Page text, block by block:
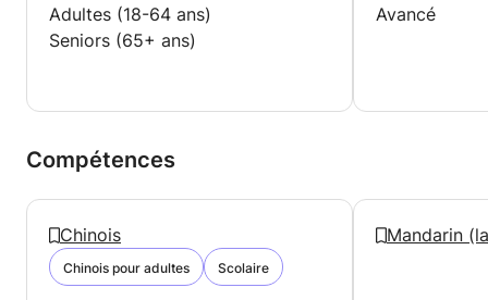
Adultes (18-64 ans)
Seniors (65+ ans)
Avancé
Compétences
Chinois
Chinois pour adultes Scolaire
Mandarin